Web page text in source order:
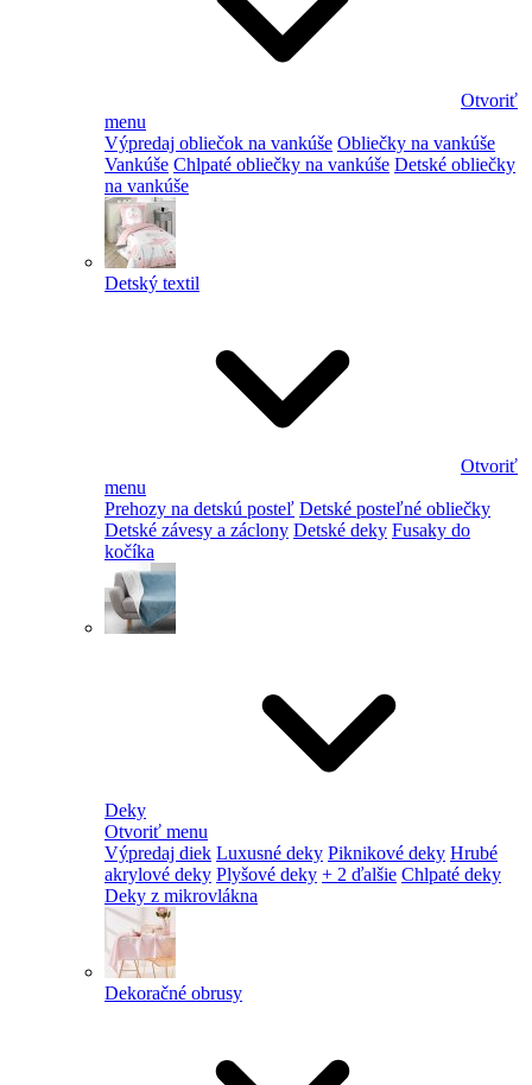
Otvoriť
menu
Výpredaj obliečok na vankúše Obliečky na vankúše
Vankúše Chlpaté obliečky na vankúše Detské obliečky
na vankúše
Detský textil
Otvoriť
menu
Prehozy na detskú posteľ Detské posteľné obliečky
Detské závesy a záclony Detské deky Fusaky do
kočíka
Deky
Otvoriť menu
Výpredaj diek Luxusné deky Piknikové deky Hrubé
akrylové deky Plyšové deky + 2 ďalšie Chlpaté deky
Deky z mikrovlákna
Dekoračné obrusy